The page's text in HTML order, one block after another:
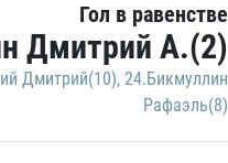
Гол в равенстве
Дмитрий А.(2)
Дмитрий(10), 24.Бикмуллин
Рафаэль(8)